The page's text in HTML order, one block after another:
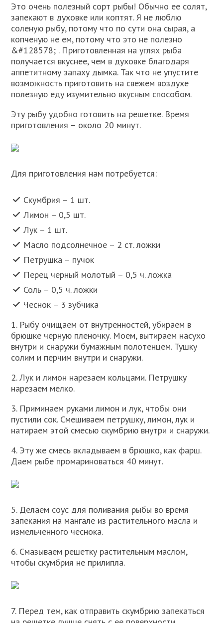
Это очень полезный сорт рыбы! Обычно ее солят,
запекают в духовке или коптят. Я не люблю
соленую рыбу, потому что по сути она сырая, а
копченую не ем, потому что это не полезно
&#128578; . Приготовленная на углях рыба
получается вкуснее, чем в духовке благодаря
аппетитному запаху дымка. Так что не упустите
возможность приготовить на свежем воздухе
полезную еду изумительно вкусным способом.
Эту рыбу удобно готовить на решетке. Время
приготовления – около 20 минут.
Для приготовления нам потребуется:
Скумбрия – 1 шт.
Лимон – 0,5 шт.
Лук – 1 шт.
Масло подсолнечное – 2 ст. ложки
Петрушка – пучок
Перец черный молотый – 0,5 ч. ложка
Соль – 0,5 ч. ложки
Чеснок – 3 зубчика
1. Рыбу очищаем от внутренностей, убираем в
брюшке черную пленочку. Моем, вытираем насухо
внутри и снаружи бумажным полотенцем. Тушку
солим и перчим внутри и снаружи.
2. Лук и лимон нарезаем кольцами. Петрушку
нарезаем мелко.
3. Приминаем руками лимон и лук, чтобы они
пустили сок. Смешиваем петрушку, лимон, лук и
натираем этой смесью скумбрию внутри и снаружи.
4. Эту же смесь вкладываем в брюшко, как фарш.
Даем рыбе промариноваться 40 минут.
5. Делаем соус для поливания рыбы во время
запекания на мангале из растительного масла и
измельченного чеснока.
6. Смазываем решетку растительным маслом,
чтобы скумбрия не прилипла.
7. Перед тем, как отправить скумбрию запекаться